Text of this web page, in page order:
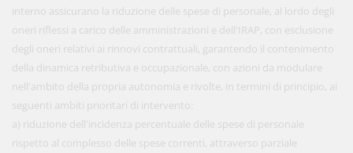
interno assicurano la riduzione delle spese di personale, al lordo degli
oneri riflessi a carico delle amministrazioni e dell'IRAP, con esclusione
degli oneri relativi ai rinnovi contrattuali, garantendo il contenimento
della dinamica retributiva e occupazionale, con azioni da modulare
nell'ambito della propria autonomia e rivolte, in termini di principio, ai
seguenti ambiti prioritari di intervento:
a) riduzione dell'incidenza percentuale delle spese di personale
rispetto al complesso delle spese correnti, attraverso parziale